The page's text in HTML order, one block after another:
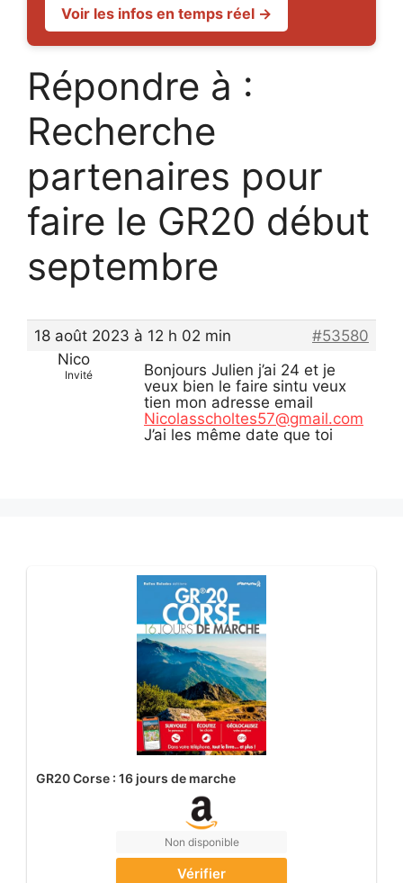
Voir les infos en temps réel →
Répondre à :
Recherche
partenaires pour
faire le GR20 début
septembre
18 août 2023 à 12 h 02 min
#53580
Nico
Invité
Bonjours Julien j’ai 24 et je
veux bien le faire sintu veux
tien mon adresse email
Nicolasscholtes57@gmail.com
J’ai les même date que toi
GR20 Corse : 16 jours de marche
Non disponible
Vérifier